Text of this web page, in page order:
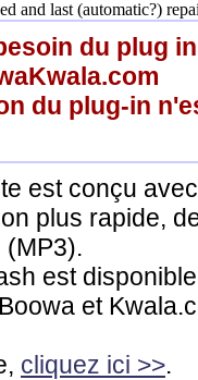
and last (automatic?)
du plug
du plug-in
est conçu
plus rapide,
(MP3).
est
et
cliquez ici >>.